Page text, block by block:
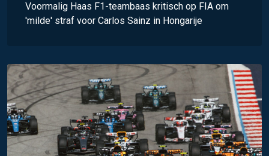
Voormalig Haas F1-teambaas kritisch op FIA om
'milde' straf voor Carlos Sainz in Hongarije